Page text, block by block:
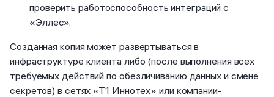
проверить работоспособность интеграций с
«Эллес».
Созданная копия может развертываться в
инфраструктуре клиента либо (после выполнения всех
требуемых действий по обезличиванию данных и смене
секретов) в сетях «Т1 Иннотех» или компании-